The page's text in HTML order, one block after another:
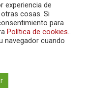
experiencia de
cosas. Si
para
Política de cookies..
navegador cuando